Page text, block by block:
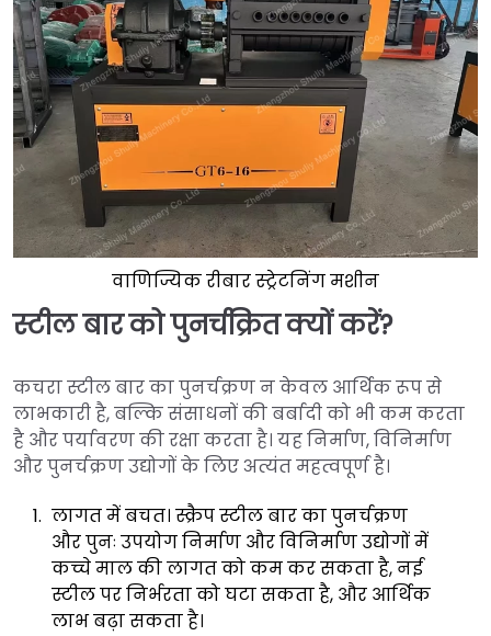
वाणिज्यिक रीबार स्ट्रेटनिंग मशीन
स्टील बार को पुनर्चक्रित क्यों करें?
कचरा स्टील बार का पुनर्चक्रण न केवल आर्थिक रूप से
लाभकारी है, बल्कि संसाधनों की बर्बादी को भी कम करता
है और पर्यावरण की रक्षा करता है। यह निर्माण, विनिर्माण
और पुनर्चक्रण उद्योगों के लिए अत्यंत महत्वपूर्ण है।
लागत में बचत। स्क्रैप स्टील बार का पुनर्चक्रण
और पुनः उपयोग निर्माण और विनिर्माण उद्योगों में
कच्चे माल की लागत को कम कर सकता है, नई
स्टील पर निर्भरता को घटा सकता है, और आर्थिक
लाभ बढ़ा सकता है।